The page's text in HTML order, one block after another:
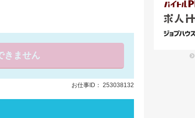
きません
お仕事ID： 253038132